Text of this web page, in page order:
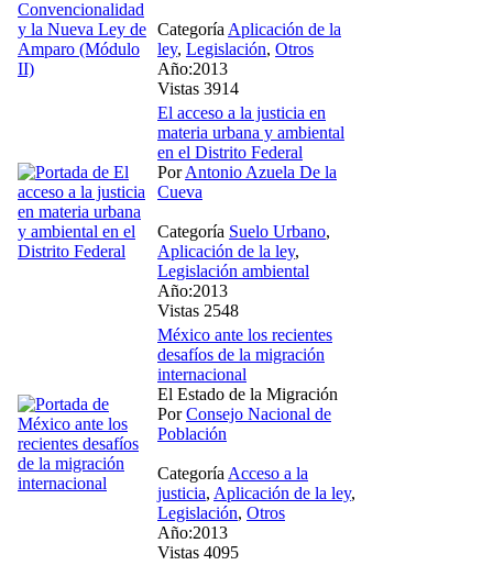
Categoría Aplicación de la
ley, Legislación, Otros
Año:2013
Vistas 3914
El acceso a la justicia en
materia urbana y ambiental
en el Distrito Federal
PorAntonio Azuela De la
Cueva
Categoría Suelo Urbano,
Aplicación de la ley,
Legislación ambiental
Año:2013
Vistas 2548
México ante los recientes
desafíos de la migración
internacional
El Estado de la Migración
PorConsejo Nacional de
Población
Categoría Acceso a la
justicia, Aplicación de la ley,
Legislación, Otros
Año:2013
Vistas 4095